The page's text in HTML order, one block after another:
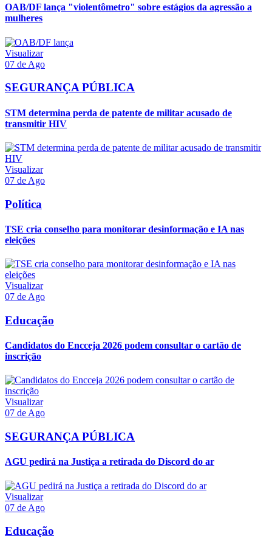
OAB/DF lança "violentômetro" sobre estágios da agressão a
mulheres
Visualizar
07 de Ago
SEGURANÇA PÚBLICA
STM determina perda de patente de militar acusado de
transmitir HIV
Visualizar
07 de Ago
Política
TSE cria conselho para monitorar desinformação e IA nas
eleições
Visualizar
07 de Ago
Educação
Candidatos do Encceja 2026 podem consultar o cartão de
inscrição
Visualizar
07 de Ago
SEGURANÇA PÚBLICA
AGU pedirá na Justiça a retirada do Discord do ar
Visualizar
07 de Ago
Educação